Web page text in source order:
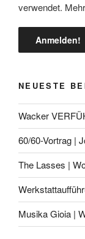
verwendet.
NEUESTE
Wacker
60/60-Vortrag |
The Lasses |
Musika Gioia |